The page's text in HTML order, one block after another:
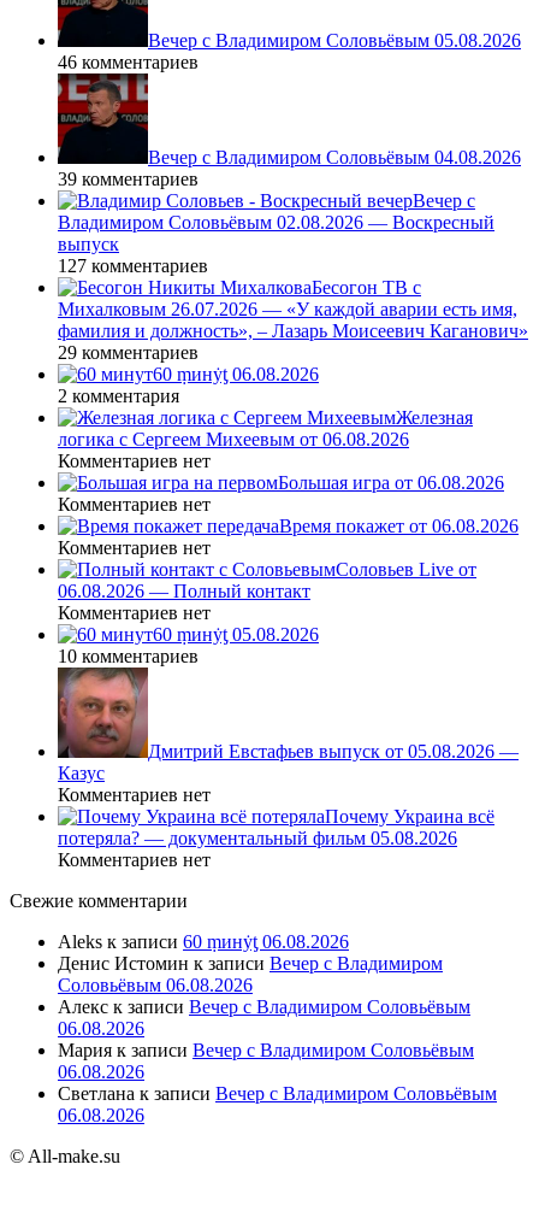
Вечер с Владимиром Соловьёвым 05.08.2026
46 комментариев
Вечер с Владимиром Соловьёвым 04.08.2026
39 комментариев
Вечер с
Владимиром Соловьёвым 02.08.2026 — Воскресный
выпуск
127 комментариев
Бесогон ТВ с
Михалковым 26.07.2026 — «У каждой аварии есть имя,
фамилия и должность», – Лазарь Моисеевич Каганович»
29 комментариев
60 ṃинẏƫ 06.08.2026
2 комментария
Железная
логика с Сергеем Михеевым от 06.08.2026
Комментариев нет
Большая игра от 06.08.2026
Комментариев нет
Время покажет от 06.08.2026
Комментариев нет
Соловьев Live от
06.08.2026 — Полный контакт
Комментариев нет
60 ṃинẏƫ 05.08.2026
10 комментариев
Дмитрий Евстафьев выпуск от 05.08.2026 —
Казус
Комментариев нет
Почему Украина всё
потеряла? — документальный фильм 05.08.2026
Комментариев нет
Свежие комментарии
Aleks к записи 60 ṃинẏƫ 06.08.2026
Денис Истомин к записи Вечер с Владимиром
Соловьёвым 06.08.2026
Алекс к записи Вечер с Владимиром Соловьёвым
06.08.2026
Мария к записи Вечер с Владимиром Соловьёвым
06.08.2026
Светлана к записи Вечер с Владимиром Соловьёвым
06.08.2026
© All-make.su